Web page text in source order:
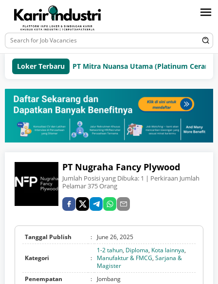
Loker TerbaruPT Mitra Nuansa Utama (Platinum Ceramics
PT Nugraha Fancy Plywood
Jumlah Posisi yang Dibuka: 1 | Perkiraan Jumlah
Pelamar 375 Orang
Tanggal Publish : June 26, 2025
Kategori :
1-2 tahun, Diploma, Kota lainnya,
Manufaktur & FMCG, Sarjana &
Magister
Penempatan
: Jombang